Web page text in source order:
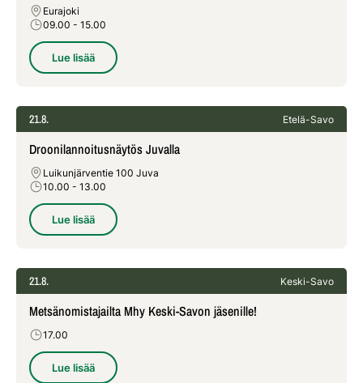
Eurajoki
09.00 - 15.00
Lue lisää
21.8. Etelä-Savo
Droonilannoitusnäytös Juvalla
Luikunjärventie 100 Juva
10.00 - 13.00
Lue lisää
21.8. Keski-Savo
Metsänomistajailta Mhy Keski-Savon jäsenille!
17.00
Lue lisää